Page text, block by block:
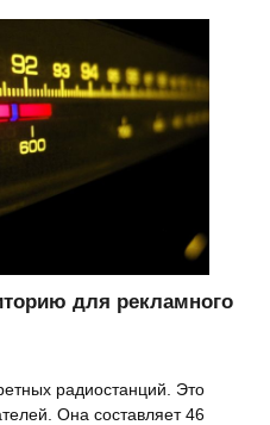
для рекламного
радиостанций. Это
Она составляет 46